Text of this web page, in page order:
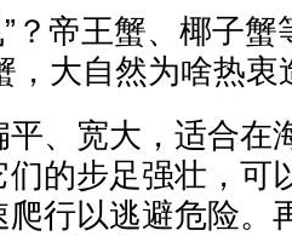
、宽大，适合在
的步足强壮，可
行以逃避危险。